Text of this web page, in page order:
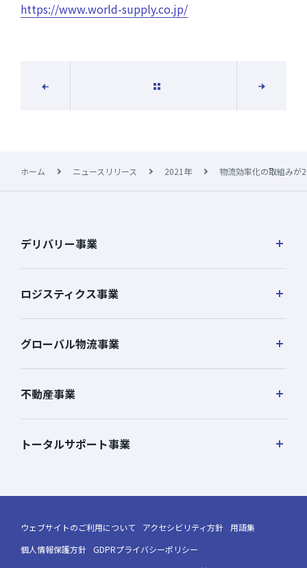
https://www.world-supply.co.jp/
前の記事
一覧に戻る 次の記事
ホーム ニュースリリース 2021年 物流効率化の取組みが
デリバリー事業
ロジスティクス事業
グローバル物流事業
不動産事業
トータルサポート事業
ウェブサイトのご利用について アクセシビリティ方針
用語集
個人情報保護方針
GDPRプライバシーポリシー